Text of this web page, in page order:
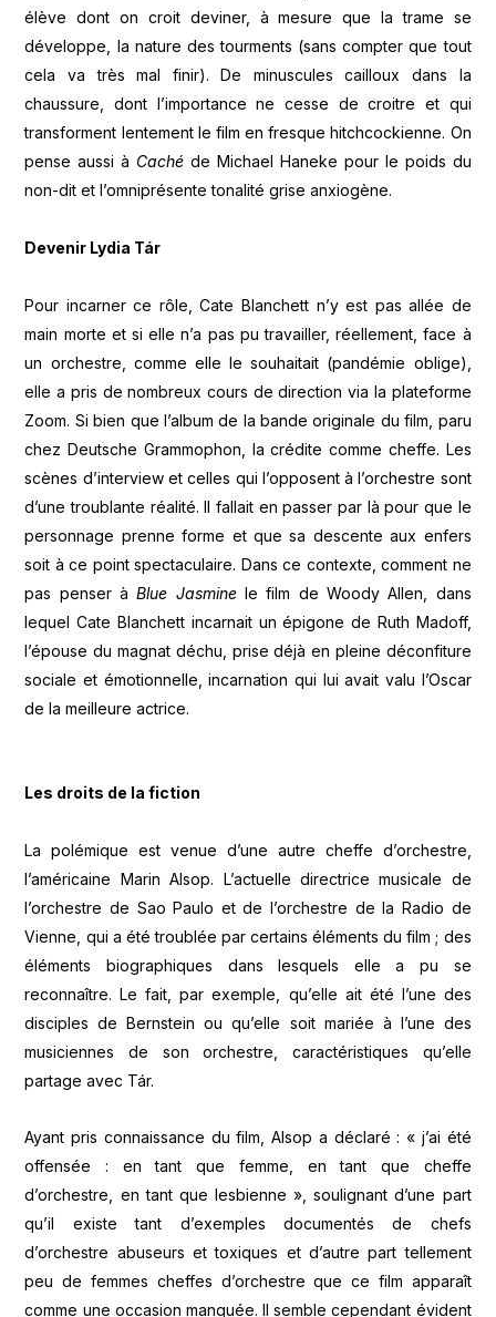
élève dont on croit deviner, à mesure que la trame se
développe, la nature des tourments (sans compter que tout
cela va très mal finir). De minuscules cailloux dans la
chaussure, dont l’importance ne cesse de croitre et qui
transforment lentement le film en fresque hitchcockienne. On
pense aussi à Caché de Michael Haneke pour le poids du
non-dit et l’omniprésente tonalité grise anxiogène.
Devenir Lydia Tár
Pour incarner ce rôle, Cate Blanchett n’y est pas allée de
main morte et si elle n’a pas pu travailler, réellement, face à
un orchestre, comme elle le souhaitait (pandémie oblige),
elle a pris de nombreux cours de direction via la plateforme
Zoom. Si bien que l’album de la bande originale du film, paru
chez Deutsche Grammophon, la crédite comme cheffe. Les
scènes d’interview et celles qui l’opposent à l’orchestre sont
d’une troublante réalité. Il fallait en passer par là pour que le
personnage prenne forme et que sa descente aux enfers
soit à ce point spectaculaire. Dans ce contexte, comment ne
pas penser àBlue Jasminele film de Woody Allen, dans
lequel Cate Blanchett incarnait un épigone de Ruth Madoff,
l’épouse du magnat déchu, prise déjà en pleine déconfiture
sociale et émotionnelle, incarnation qui lui avait valu l’Oscar
de la meilleure actrice.
Les droits de la fiction
La polémique est venue d’une autre cheffe d’orchestre,
l’américaine Marin Alsop. L’actuelle directrice musicale de
l’orchestre de Sao Paulo et de l’orchestre de la Radio de
Vienne, qui a été troublée par certains éléments du film ; des
éléments biographiques dans lesquels elle a pu se
reconnaître. Le fait, par exemple, qu’elle ait été l’une des
disciples de Bernstein ou qu’elle soit mariée à l’une des
musiciennes de son orchestre, caractéristiques qu’elle
partage avec Tár.
Ayant pris connaissance du film, Alsop a déclaré : « j’ai été
offensée : en tant que femme, en tant que cheffe
d’orchestre, en tant que lesbienne », soulignant d’une part
qu’il existe tant d’exemples documentés de chefs
d’orchestre abuseurs et toxiques et d’autre part tellement
peu de femmes cheffes d’orchestre que ce film apparaît
comme une occasion manquée. Il semble cependant évident